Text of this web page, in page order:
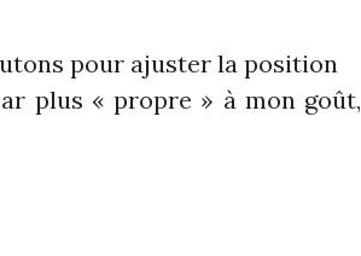
pour ajuster la position
plus « propre » à mon goût,